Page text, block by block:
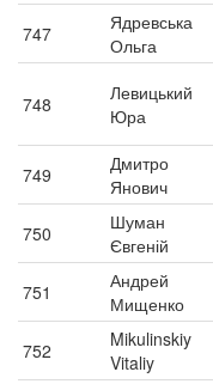
747
Ядревська
Ольга
748
Левицький
Юра
749
Дмитро
Янович
750
Шуман
Євгеній
751
Андрей
Мищенко
752
Mikulinskiy
Vitaliy